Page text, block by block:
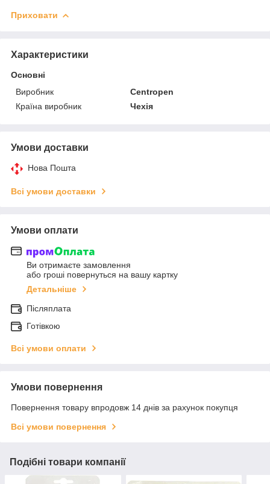
Приховати
Характеристики
Основні
Виробник
Centropen
Країна виробник
Чехія
Умови доставки
Нова Пошта
Всі умови доставки
Умови оплати
Ви отримаєте замовлення
або гроші повернуться на вашу картку
Детальніше
Післяплата
Готівкою
Всі умови оплати
Умови повернення
Повернення товару впродовж 14 днів за рахунок покупця
Всі умови повернення
Подібні товари компанії